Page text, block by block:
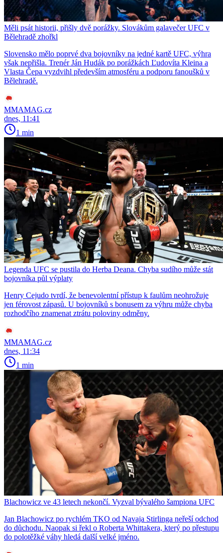
Měli psát historii, přišly dvě porážky. Slovákům galavečer UFC v
Bělehradě zhořkl
Slovensko mělo poprvé dva bojovníky na jedné kartě UFC, výhra
však nepřišla. Trenér Ján Hudák po porážkách Ľudovíta Kleina a
Vlasta Čepa vyzdvihl především atmosféru a podporu fanoušků v
Bělehradě.
MMAMAG.cz
dnes, 11:41
1 min
Legenda UFC se pustila do Herba Deana. Chyba sudího může stát
bojovníka půl výplaty
Henry Cejudo tvrdí, že benevolentní přístup k faulům neohrožuje
jen férovost zápasů. U bojovníků s bonusem za výhru může chyba
rozhodčího znamenat ztrátu poloviny odměny.
MMAMAG.cz
dnes, 11:34
1 min
Blachowicz ve 43 letech nekončí. Vyzval bývalého šampiona UFC
Jan Blachowicz po rychlém TKO od Navaja Stirlinga neřeší odchod
do důchodu. Naopak si řekl o Roberta Whittakera, který po přestupu
do polotěžké váhy hledá další velké jméno.